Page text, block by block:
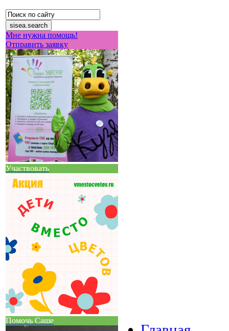
Мне нужна помощь!
Отправить заявку
Участвовать
Помочь Саше